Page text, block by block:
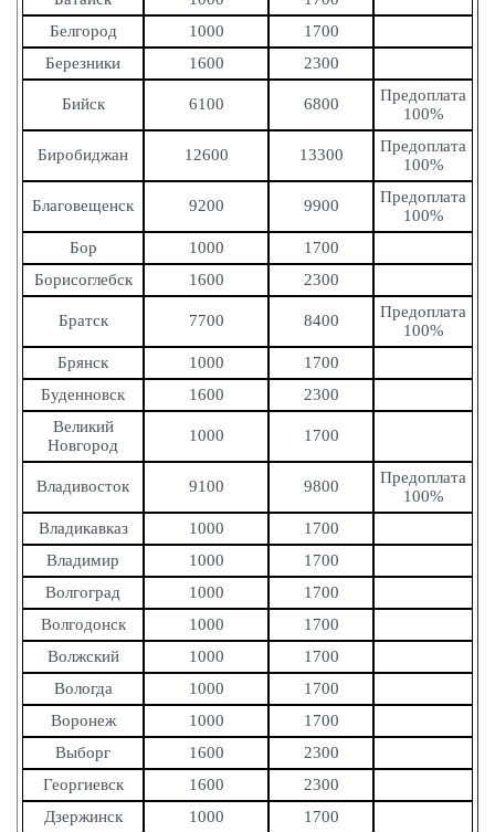
Белгород
1000
1700
Березники
1600 2300
Бийск 6100 6800
Предоплата
100%
Биробиджан 12600 13300
Предоплата
100%
Благовещенск 9200 9900
Предоплата
100%
Бор
1000
1700
Борисоглебск
1600 2300
Братск 7700 8400
Предоплата
100%
Брянск
1000
1700
Буденновск
1600
2300
Великий
Новгород
1000 1700
Владивосток 9100 9800
Предоплата
100%
Владикавказ
1000
1700
Владимир
1000
1700
Волгоград
1000
1700
Волгодонск
1000
1700
Волжский
1000
1700
Вологда
1000
1700
Воронеж
1000
1700
Выборг
1600
2300
Георгиевск
1600
2300
Дзержинск
1000
1700